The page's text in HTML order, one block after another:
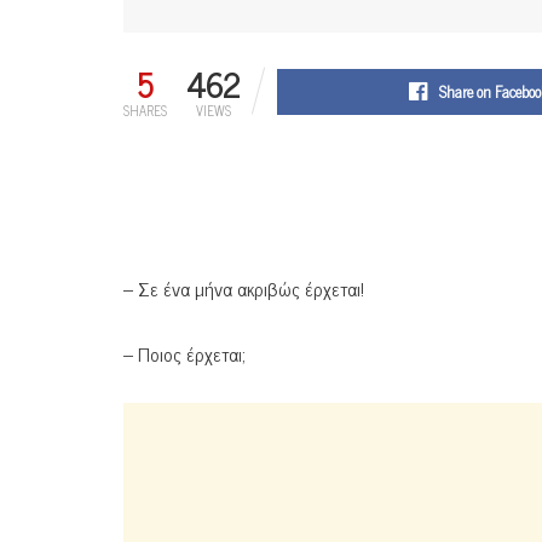
5
SHARES 462
VIEWS
Share on
– Σε ένα μήνα ακριβώς έρχεται!
– Ποιος έρχεται;